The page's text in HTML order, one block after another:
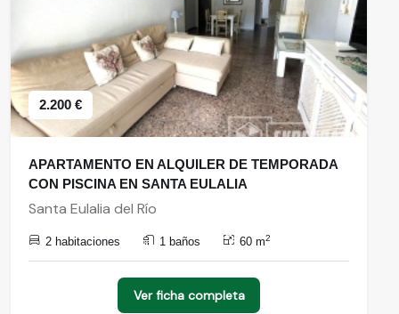
2.200 €
APARTAMENTO EN ALQUILER DE TEMPORADA
CON PISCINA EN SANTA EULALIA
Santa Eulalia del Río
2 habitaciones 1 baños 60 m2
Ver ficha completa